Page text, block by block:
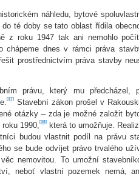
náhledu, bytové
té doby se tato oblast řídila
z roku 1947 tak ani nemohlo
chápeme dnes v rámci práva
prostřednictvím práva stavby
právu, který mu předcházel,
[37] Stavební zákon prošel v
otázky – zda je možné založit
1990,[38]
která to umožňuje.
budou vlastnit podíl na právu
se bude odvíjet právo trvalého
nemovitou. To umožní
neboť vlastní pozemek nemá,